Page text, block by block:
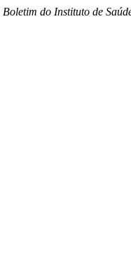
Boletim do Instituto de